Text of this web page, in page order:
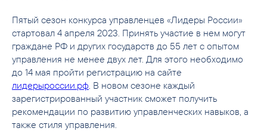
Пятый сезон конкурса управленцев «Лидеры России»
стартовал 4 апреля 2023. Принять участие в нем могут
граждане РФ и других государств до 55 лет с опытом
управления не менее двух лет. Для этого необходимо
до 14 мая пройти регистрацию на сайте
лидерыроссии.рф . В новом сезоне каждый
зарегистрированный участник сможет получить
рекомендации по развитию управленческих навыков, а
также стиля управления.